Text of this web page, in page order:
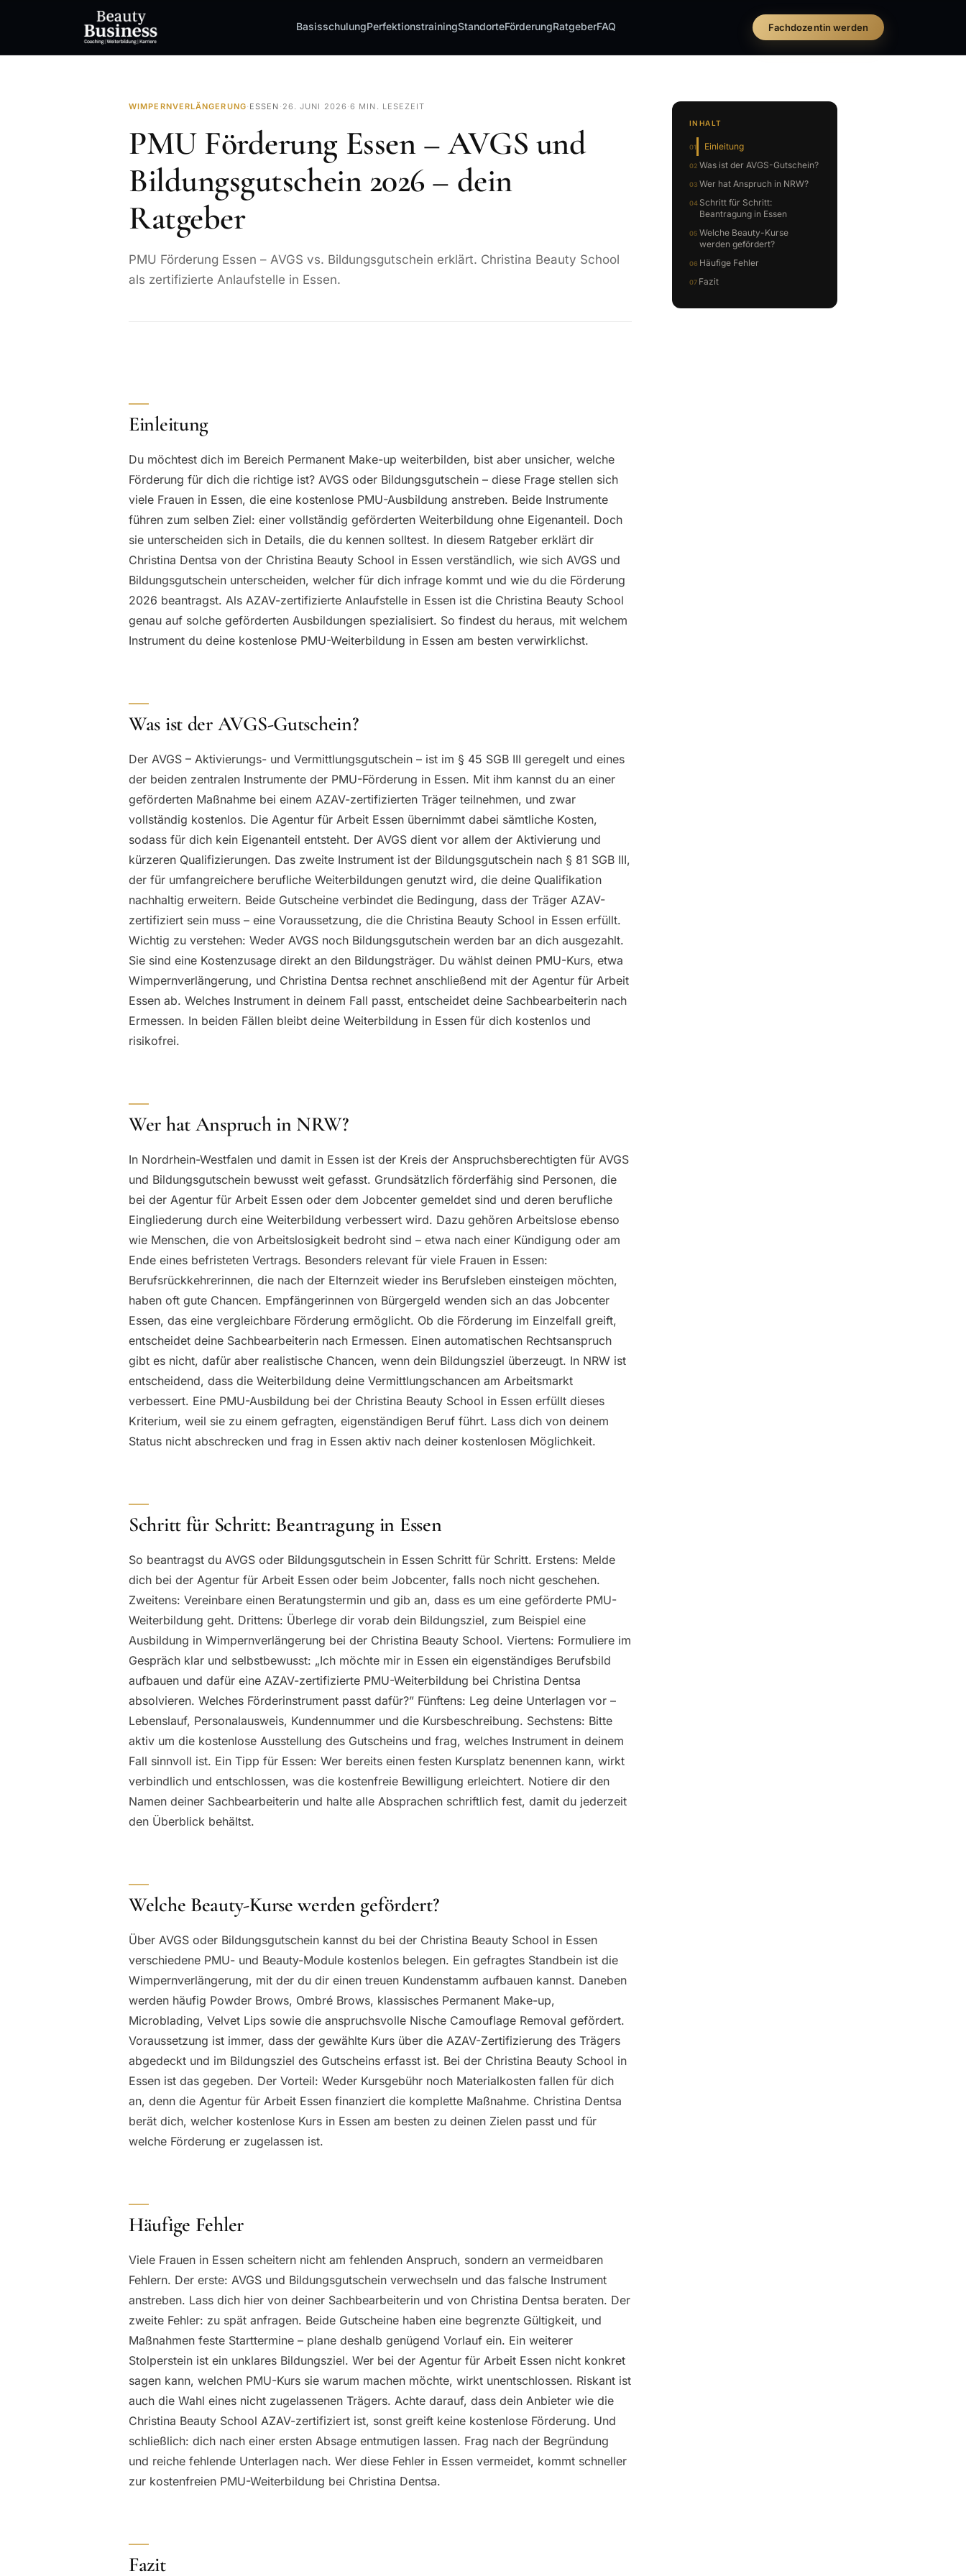
BasisschulungPerfektionstrainingStandorteFörderungRatgeberFAQ Fachdozentin werden
WIMPERNVERLÄNGERUNG· ESSEN · 26. JUNI 2026 ·6 MIN. LESEZEIT
PMU Förderung Essen – AVGS und
Bildungsgutschein 2026 – dein
Ratgeber
PMU Förderung Essen – AVGS vs. Bildungsgutschein erklärt. Christina Beauty School
als zertifizierte Anlaufstelle in Essen.
Einleitung
Du möchtest dich im Bereich Permanent Make-up weiterbilden, bist aber unsicher, welche
Förderung für dich die richtige ist? AVGS oder Bildungsgutschein – diese Frage stellen sich
viele Frauen in Essen, die eine kostenlose PMU-Ausbildung anstreben. Beide Instrumente
führen zum selben Ziel: einer vollständig geförderten Weiterbildung ohne Eigenanteil. Doch
sie unterscheiden sich in Details, die du kennen solltest. In diesem Ratgeber erklärt dir
Christina Dentsa von der Christina Beauty School in Essen verständlich, wie sich AVGS und
Bildungsgutschein unterscheiden, welcher für dich infrage kommt und wie du die Förderung
2026 beantragst. Als AZAV-zertifizierte Anlaufstelle in Essen ist die Christina Beauty School
genau auf solche geförderten Ausbildungen spezialisiert. So findest du heraus, mit welchem
Instrument du deine kostenlose PMU-Weiterbildung in Essen am besten verwirklichst.
Was ist der AVGS-Gutschein?
Der AVGS – Aktivierungs- und Vermittlungsgutschein – ist im § 45 SGB III geregelt und eines
der beiden zentralen Instrumente der PMU-Förderung in Essen. Mit ihm kannst du an einer
geförderten Maßnahme bei einem AZAV-zertifizierten Träger teilnehmen, und zwar
vollständig kostenlos. Die Agentur für Arbeit Essen übernimmt dabei sämtliche Kosten,
sodass für dich kein Eigenanteil entsteht. Der AVGS dient vor allem der Aktivierung und
kürzeren Qualifizierungen. Das zweite Instrument ist der Bildungsgutschein nach § 81 SGB III,
der für umfangreichere berufliche Weiterbildungen genutzt wird, die deine Qualifikation
nachhaltig erweitern. Beide Gutscheine verbindet die Bedingung, dass der Träger AZAV-
zertifiziert sein muss – eine Voraussetzung, die die Christina Beauty School in Essen erfüllt.
Wichtig zu verstehen: Weder AVGS noch Bildungsgutschein werden bar an dich ausgezahlt.
Sie sind eine Kostenzusage direkt an den Bildungsträger. Du wählst deinen PMU-Kurs, etwa
Wimpernverlängerung, und Christina Dentsa rechnet anschließend mit der Agentur für Arbeit
Essen ab. Welches Instrument in deinem Fall passt, entscheidet deine Sachbearbeiterin nach
Ermessen. In beiden Fällen bleibt deine Weiterbildung in Essen für dich kostenlos und
risikofrei.
Wer hat Anspruch in NRW?
In Nordrhein-Westfalen und damit in Essen ist der Kreis der Anspruchsberechtigten für AVGS
und Bildungsgutschein bewusst weit gefasst. Grundsätzlich förderfähig sind Personen, die
bei der Agentur für Arbeit Essen oder dem Jobcenter gemeldet sind und deren berufliche
Eingliederung durch eine Weiterbildung verbessert wird. Dazu gehören Arbeitslose ebenso
wie Menschen, die von Arbeitslosigkeit bedroht sind – etwa nach einer Kündigung oder am
Ende eines befristeten Vertrags. Besonders relevant für viele Frauen in Essen:
Berufsrückkehrerinnen, die nach der Elternzeit wieder ins Berufsleben einsteigen möchten,
haben oft gute Chancen. Empfängerinnen von Bürgergeld wenden sich an das Jobcenter
Essen, das eine vergleichbare Förderung ermöglicht. Ob die Förderung im Einzelfall greift,
entscheidet deine Sachbearbeiterin nach Ermessen. Einen automatischen Rechtsanspruch
gibt es nicht, dafür aber realistische Chancen, wenn dein Bildungsziel überzeugt. In NRW ist
entscheidend, dass die Weiterbildung deine Vermittlungschancen am Arbeitsmarkt
verbessert. Eine PMU-Ausbildung bei der Christina Beauty School in Essen erfüllt dieses
Kriterium, weil sie zu einem gefragten, eigenständigen Beruf führt. Lass dich von deinem
Status nicht abschrecken und frag in Essen aktiv nach deiner kostenlosen Möglichkeit.
Schritt für Schritt: Beantragung in Essen
So beantragst du AVGS oder Bildungsgutschein in Essen Schritt für Schritt. Erstens: Melde
dich bei der Agentur für Arbeit Essen oder beim Jobcenter, falls noch nicht geschehen.
Zweitens: Vereinbare einen Beratungstermin und gib an, dass es um eine geförderte PMU-
Weiterbildung geht. Drittens: Überlege dir vorab dein Bildungsziel, zum Beispiel eine
Ausbildung in Wimpernverlängerung bei der Christina Beauty School. Viertens: Formuliere im
Gespräch klar und selbstbewusst: „Ich möchte mir in Essen ein eigenständiges Berufsbild
aufbauen und dafür eine AZAV-zertifizierte PMU-Weiterbildung bei Christina Dentsa
absolvieren. Welches Förderinstrument passt dafür?” Fünftens: Leg deine Unterlagen vor –
Lebenslauf, Personalausweis, Kundennummer und die Kursbeschreibung. Sechstens: Bitte
aktiv um die kostenlose Ausstellung des Gutscheins und frag, welches Instrument in deinem
Fall sinnvoll ist. Ein Tipp für Essen: Wer bereits einen festen Kursplatz benennen kann, wirkt
verbindlich und entschlossen, was die kostenfreie Bewilligung erleichtert. Notiere dir den
Namen deiner Sachbearbeiterin und halte alle Absprachen schriftlich fest, damit du jederzeit
den Überblick behältst.
Welche Beauty-Kurse werden gefördert?
Über AVGS oder Bildungsgutschein kannst du bei der Christina Beauty School in Essen
verschiedene PMU- und Beauty-Module kostenlos belegen. Ein gefragtes Standbein ist die
Wimpernverlängerung, mit der du dir einen treuen Kundenstamm aufbauen kannst. Daneben
werden häufig Powder Brows, Ombré Brows, klassisches Permanent Make-up,
Microblading, Velvet Lips sowie die anspruchsvolle Nische Camouflage Removal gefördert.
Voraussetzung ist immer, dass der gewählte Kurs über die AZAV-Zertifizierung des Trägers
abgedeckt und im Bildungsziel des Gutscheins erfasst ist. Bei der Christina Beauty School in
Essen ist das gegeben. Der Vorteil: Weder Kursgebühr noch Materialkosten fallen für dich
an, denn die Agentur für Arbeit Essen finanziert die komplette Maßnahme. Christina Dentsa
berät dich, welcher kostenlose Kurs in Essen am besten zu deinen Zielen passt und für
welche Förderung er zugelassen ist.
Häufige Fehler
Viele Frauen in Essen scheitern nicht am fehlenden Anspruch, sondern an vermeidbaren
Fehlern. Der erste: AVGS und Bildungsgutschein verwechseln und das falsche Instrument
anstreben. Lass dich hier von deiner Sachbearbeiterin und von Christina Dentsa beraten. Der
zweite Fehler: zu spät anfragen. Beide Gutscheine haben eine begrenzte Gültigkeit, und
Maßnahmen feste Starttermine – plane deshalb genügend Vorlauf ein. Ein weiterer
Stolperstein ist ein unklares Bildungsziel. Wer bei der Agentur für Arbeit Essen nicht konkret
sagen kann, welchen PMU-Kurs sie warum machen möchte, wirkt unentschlossen. Riskant ist
auch die Wahl eines nicht zugelassenen Trägers. Achte darauf, dass dein Anbieter wie die
Christina Beauty School AZAV-zertifiziert ist, sonst greift keine kostenlose Förderung. Und
schließlich: dich nach einer ersten Absage entmutigen lassen. Frag nach der Begründung
und reiche fehlende Unterlagen nach. Wer diese Fehler in Essen vermeidet, kommt schneller
zur kostenfreien PMU-Weiterbildung bei Christina Dentsa.
Fazit
INHALT
Einleitung
Was ist der AVGS-Gutschein?
Wer hat Anspruch in NRW?
Schritt für Schritt:
Beantragung in Essen
Welche Beauty-Kurse
werden gefördert?
Häufige Fehler
Fazit